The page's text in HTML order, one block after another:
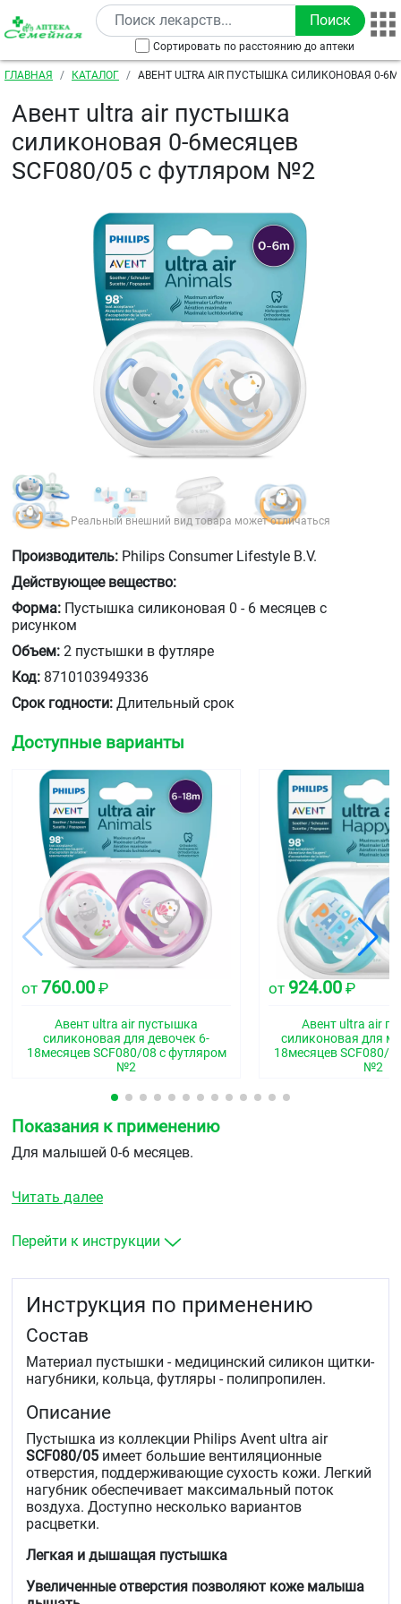
Перейти к основному содержанию
Сортировать по расстоянию до аптеки
Строка навигации
ГЛАВНАЯ КАТАЛОГ
АВЕНТ ULTRA AIR ПУСТЫШКА СИЛИКОНОВАЯ 0-
Авент ultra air пустышка
силиконовая 0-6месяцев
SCF080/05 с футляром №2
Реальный внешний вид товара может отличаться
Производитель: Philips Consumer Lifestyle B.V.
Действующее вещество:
Форма: Пустышка силиконовая 0 - 6 месяцев с
рисунком
Объем: 2 пустышки в футляре
Код: 8710103949336
Срок годности: Длительный срок
Доступные варианты
от 760.00 ₽
Авент ultra air пустышка
силиконовая для девочек 6-
18месяцев SCF080/08 с футляром
№2
от 924.00 ₽
Авент ultra air
силиконовая для
18месяцев SCF080/
№2
Показания к применению
Для малышей 0-6 месяцев.
Читать далее
Перейти к инструкции
Инструкция по применению
Состав
Материал пустышки - медицинский силикон щитки-
нагубники, кольца, футляры - полипропилен.
Описание
Пустышка из коллекции Philips Avent ultra air
SCF080/05 имеет большие вентиляционные
отверстия, поддерживающие сухость кожи. Легкий
нагубник обеспечивает максимальный поток
воздуха. Доступно несколько вариантов
расцветки.
Легкая и дышащая пустышка
Увеличенные отверстия позволяют коже малыша